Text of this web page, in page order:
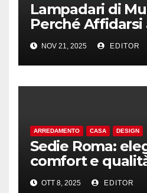
Lampadari di
Perché Affidarsi
Professionisti
NOV 21, 2025 EDITOR
ARREDAMENTO CASA DESIGN
Sedie Roma:
comfort e
ambiente
OTT 8, 2025 EDITOR